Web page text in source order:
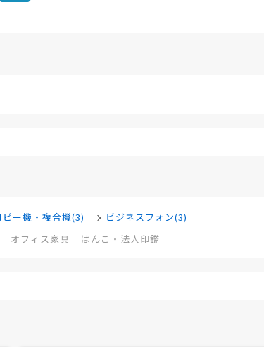
ピー機・複合機(3)
ビジネスフォン(3)
オフィス家具 はんこ・法人印鑑